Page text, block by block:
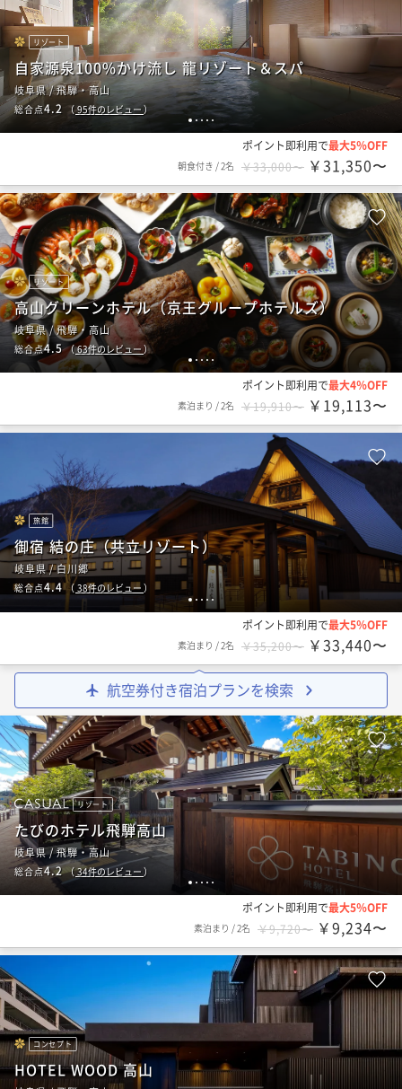
1 2 3 4 5
リゾート
自家源泉100%かけ流し 龍リゾート＆スパ
岐阜県 / 飛騨・高山
総合点4.2 （95件のレビュー）
ポイント即利用で最大5％OFF
朝食付き /2名 ￥33,000〜 ￥31,350〜
1 2 3 4 5
リゾート
高山グリーンホテル（京王グループホテルズ）
岐阜県 / 飛騨・高山
総合点4.5（63件のレビュー）
ポイント即利用で最大4％OFF
素泊まり /2名 ￥19,910〜 ￥19,113〜
1 2 3 45
旅館
御宿 結の庄（共立リゾート）
岐阜県 / 白川郷
総合点4.4（ 38件のレビュー ）
ポイント即利用で最大5％OFF
素泊まり /2名 ￥35,200〜 ￥33,440〜
航空券付き宿泊プランを検索
1 2 3 4 5
リゾート
たびのホテル飛騨高山
岐阜県 / 飛騨・高山
総合点4.2（34件のレビュー）
ポイント即利用で最大5％OFF
素泊まり /2名 ￥9,720〜 ￥9,234〜
コンセプト
HOTEL WOOD 高山